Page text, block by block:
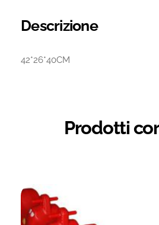
Descrizione
42*26*40CM
Prodotti